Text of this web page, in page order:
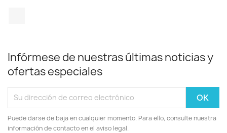
Infórmese de nuestras últimas noticias y
ofertas especiales
Puede darse de baja en cualquier momento. Para ello, consulte nuestra
información de contacto en el aviso legal.